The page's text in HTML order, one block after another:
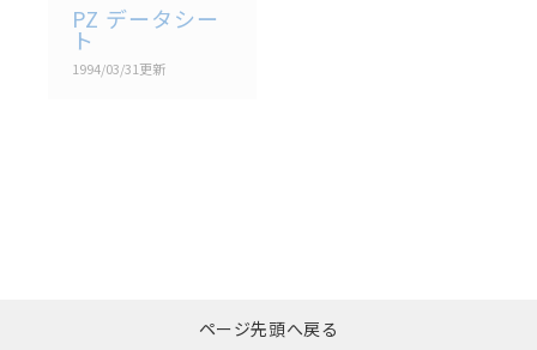
PZ データシー
ト
1994/03/31更新
括ダウンロード
ページ先頭へ戻る